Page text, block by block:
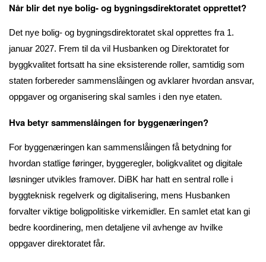
Når blir det nye bolig- og bygningsdirektoratet opprettet?
Det nye bolig- og bygningsdirektoratet skal opprettes fra 1.
januar 2027. Frem til da vil Husbanken og Direktoratet for
byggkvalitet fortsatt ha sine eksisterende roller, samtidig som
staten forbereder sammenslåingen og avklarer hvordan ansvar,
oppgaver og organisering skal samles i den nye etaten.
Hva betyr sammenslåingen for byggenæringen?
For byggenæringen kan sammenslåingen få betydning for
hvordan statlige føringer, byggeregler, boligkvalitet og digitale
løsninger utvikles framover. DiBK har hatt en sentral rolle i
byggteknisk regelverk og digitalisering, mens Husbanken
forvalter viktige boligpolitiske virkemidler. En samlet etat kan gi
bedre koordinering, men detaljene vil avhenge av hvilke
oppgaver direktoratet får.